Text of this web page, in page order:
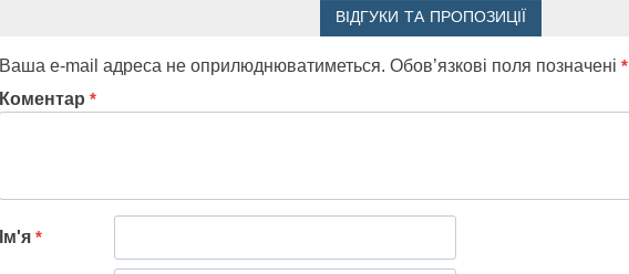
ВІДГУКИ ТА ПРОПОЗИЦІЇ
Ваша e-mail адреса не оприлюднюватиметься. Обов’язкові поля позначені *
Коментар *
Ім'я *